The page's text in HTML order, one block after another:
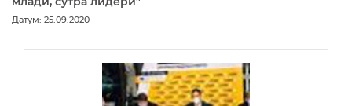
Датум: 25.09.2020